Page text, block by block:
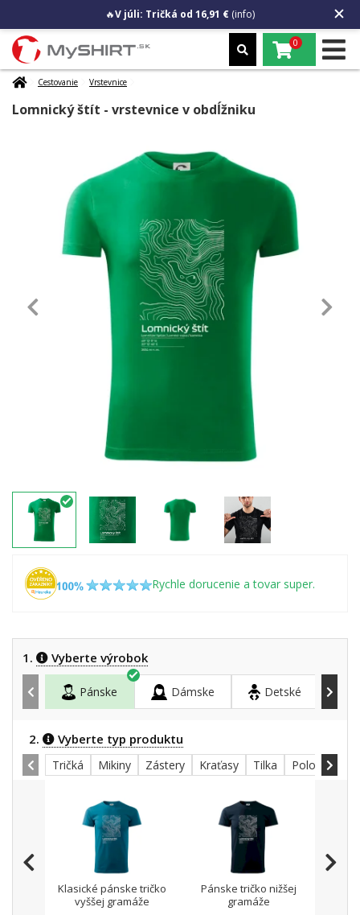
🔥V júli: Tričká od 16,91 € (info)
0
Cestovanie Vrstevnice
Lomnický štít - vrstevnice v obdĺžniku
Rychle dorucenie a tovar super.
1. Vyberte výrobok
Pánske Dámske Detské
2. Vyberte typ produktu
Tričká Mikiny Zástery Kraťasy Tilka Polokošele
Klasické pánske tričko
vyššej gramáže
Pánske tričko nižšej
gramáže